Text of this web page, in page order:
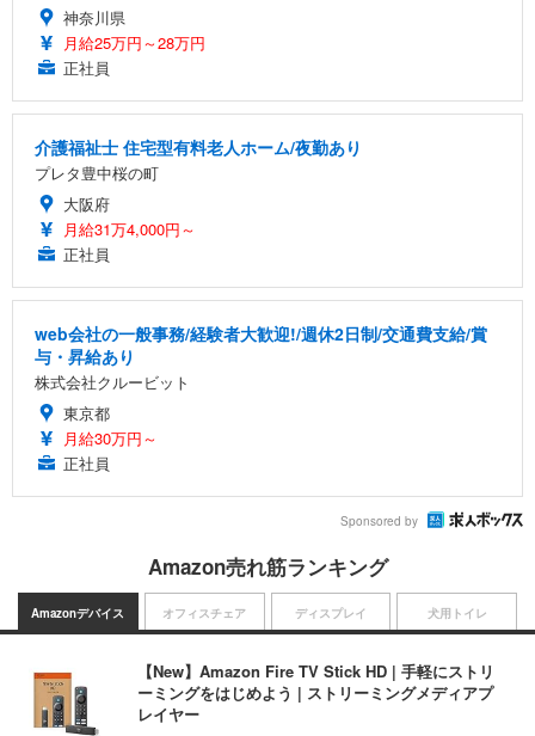
神奈川県
月給25万円～28万円
正社員
介護福祉士 住宅型有料老人ホーム/夜勤あり
プレタ豊中桜の町
大阪府
月給31万4,000円～
正社員
web会社の一般事務/経験者大歓迎!/週休2日制/交通費支給/賞
与・昇給あり
株式会社クルービット
東京都
月給30万円～
正社員
Sponsored by
Amazon売れ筋ランキング
Amazonデバイス
【New】Amazon Fire TV Stick HD | 手軽にストリ
ーミングをはじめよう | ストリーミングメディアプ
レイヤー
オフィスチェア ディスプレイ 犬用トイレ